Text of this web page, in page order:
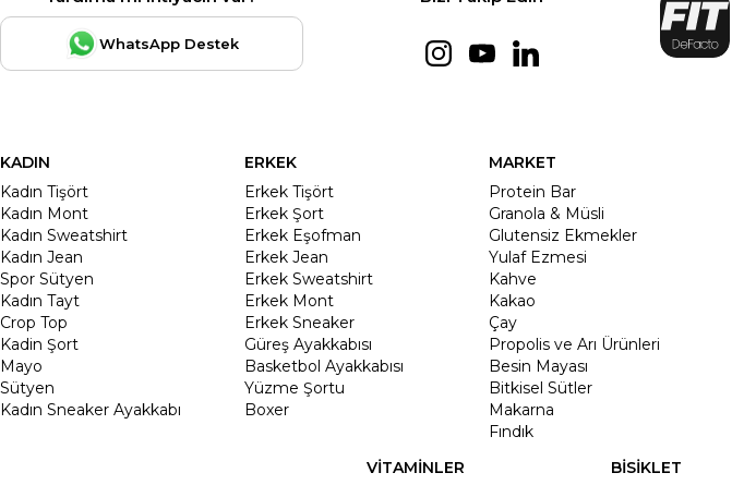
WhatsApp Destek
KADIN
Kadın Tişört
Kadın Mont
Kadın Sweatshirt
Kadın Jean
Spor Sütyen
Kadın Tayt
Crop Top
Kadin Şort
Mayo
Sütyen
Kadın Sneaker Ayakkabı
ERKEK
Erkek Tişört
Erkek Şort
Erkek Eşofman
Erkek Jean
Erkek Sweatshirt
Erkek Mont
Erkek Sneaker
Güreş Ayakkabısı
Basketbol Ayakkabısı
Yüzme Şortu
Boxer
MARKET
Protein Bar
Granola & Müsli
Glutensiz Ekmekler
Yulaf Ezmesi
Kahve
Kakao
Çay
Propolis ve Arı Ürünleri
Besin Mayası
Bitkisel Sütler
Makarna
Fındık
VİTAMİNLER
BİSİKLET